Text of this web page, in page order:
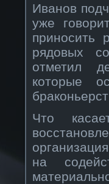
Иванов
уже
приносить
рядовых
отметил
которые
Что
на